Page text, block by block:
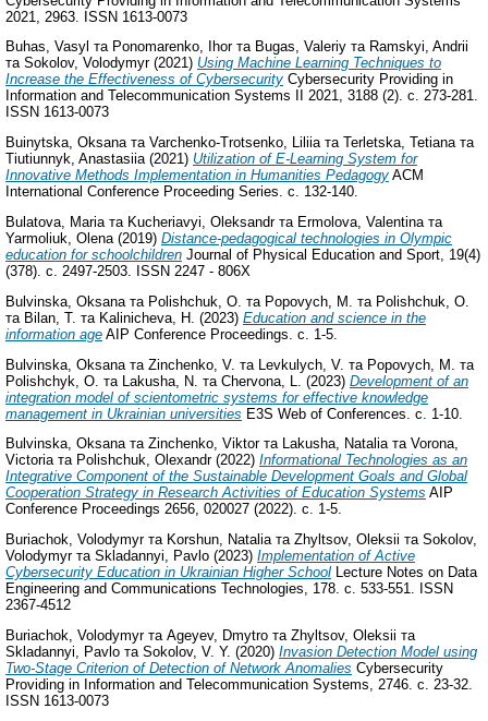
2021, 2963. ISSN 1613-0073
Buhas, Vasyl та Ponomarenko, Ihorта Bugas, Valeriy та Ramskyi, Andrii
та Sokolov, Volodymyr(2021) Using Machine Learning Techniques to
Increase the Effectiveness of Cybersecurity Cybersecurity Providing in
Information and Telecommunication Systems II 2021, 3188 (2). с. 273-281.
ISSN 1613-0073
Buinytska, Oksanaта Varchenko-Trotsenko, Liliiaта Terletska, Tetianaта
Tiutiunnyk, Anastasiia(2021) Utilization of E-Learning System for
Innovative Methods Implementation in Humanities Pedagogy ACM
International Conference Proceeding Series. с. 132-140.
Bulatova, Maria та Kucheriavyi, Oleksandrта Ermolova, Valentina та
Yarmoliuk, Olena (2019) Distance-pedagogical technologies in Olympic
education for schoolchildren Journal of Physical Education and Sport, 19(4)
(378). с. 2497-2503. ISSN 2247 - 806X
Bulvinska, Oksana та Polishchuk, O. та Popovych, M. та Polishchuk, O.
та Bilan, T. та Kalinicheva, H. (2023) Education and science in the
information age AIP Conference Proceedings. с. 1-5.
Bulvinska, Oksana та Zinchenko, V. та Levkulych, V. та Popovych, M. та
Polishchyk, O. та Lakusha, N. та Chervona, L. (2023) Development of an
integration model of scientometric systems for effective knowledge
management in Ukrainian universities E3S Web of Conferences. с. 1-10.
Bulvinska, Oksanaта Zinchenko, Viktorта Lakusha, Nataliaта Vorona,
Victoriaта Polishchuk, Olexandr(2022) Informational Technologies as an
Integrative Component of the Sustainable Development Goals and Global
Cooperation Strategy in Research Activities of Education Systems AIP
Conference Proceedings 2656, 020027 (2022). с. 1-5.
Buriachok, Volodymyrта Korshun, Nataliaта Zhyltsov, Oleksii та Sokolov,
Volodymyrта Skladannyi, Pavlo (2023) Implementation of Active
Cybersecurity Education in Ukrainian Higher School Lecture Notes on Data
Engineering and Communications Technologies, 178. с. 533-551. ISSN
2367-4512
Buriachok, Volodymyrта Ageyev, Dmytro та Zhyltsov, Oleksii та
Skladannyi, Pavlo та Sokolov, V. Y. (2020) Invasion Detection Model using
Two-Stage Criterion of Detection of Network Anomalies Cybersecurity
Providing in Information and Telecommunication Systems, 2746. с. 23-32.
ISSN 1613-0073